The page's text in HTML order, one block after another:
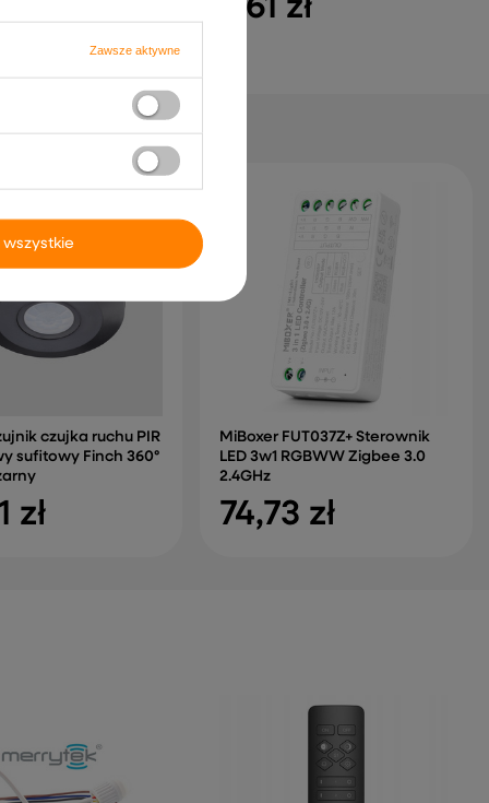
69,61 zł
czujka ruchu PIR
sufitowy Finch 360°
zł
MiBoxer FUT037Z+ Sterownik
LED 3w1 RGBWW Zigbee 3.0
2.4GHz
74,73 zł
Zawsze aktywne